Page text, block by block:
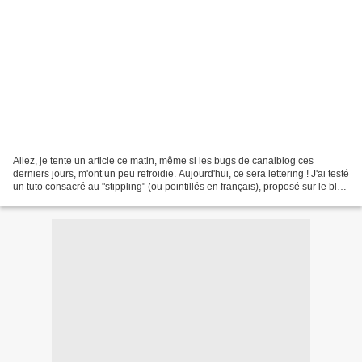
Allez, je tente un article ce matin, même si les bugs de canalblog ces
derniers jours, m'ont un peu refroidie. Aujourd'hui, ce sera lettering ! J'ai testé
un tuto consacré au "stippling" (ou pointillés en français), proposé sur le blog